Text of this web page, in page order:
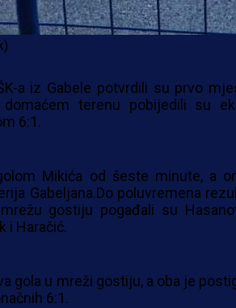
a iz Gabele potvrdili su prvo
terenu pobijedili su
6:1.
Mikića od šeste minute, a
Gabeljana.Do poluvremena
gostiju pogađali su
i Haračić.
gola u mreži gostiju, a oba je
6:1.